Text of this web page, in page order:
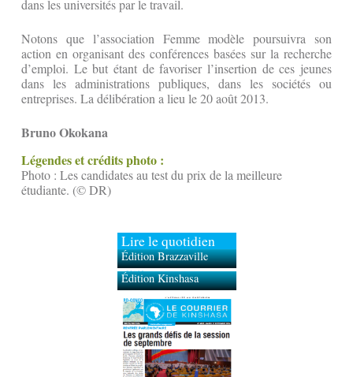
dans les universités par le travail.
Notons que l’association Femme modèle poursuivra son
action en organisant des conférences basées sur la recherche
d’emploi. Le but étant de favoriser l’insertion de ces jeunes
dans les administrations publiques, dans les sociétés ou
entreprises. La délibération a lieu le 20 août 2013.
Bruno Okokana
Légendes et crédits photo :
Photo : Les candidates au test du prix de la meilleure
étudiante. (© DR)
Lire le quotidien
Édition Brazzaville
Édition Kinshasa